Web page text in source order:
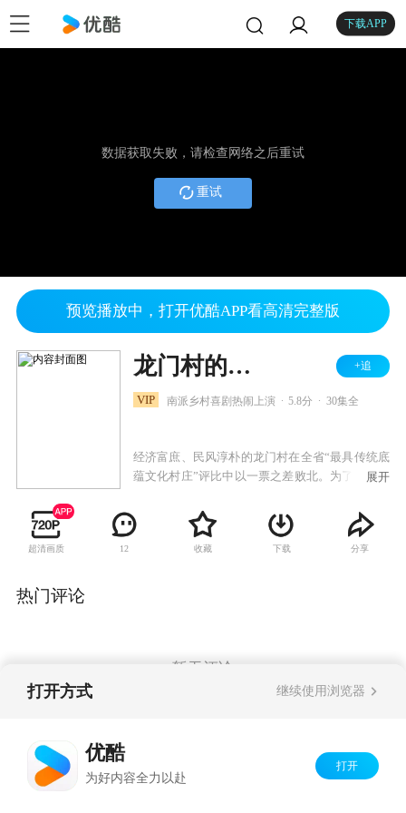
下载APP
数据获取失败，请检查网络之后重试
重试
预览播放中，打开优酷APP看高清完整版
龙门村的故事 +追
VIP 南派乡村喜剧热闹上演 5.8分 30集全
经济富庶、民风淳朴的龙门村在全省“最具传统底
蕴文化村庄”评比中以一票之差败北。为了在下次
出浑身解数，展示十八般武艺，京剧、越剧、黄
梅戏、豫剧，你方唱罢我登场，一场文化建设大
竞赛红红火火地展开了。唱戏过程中闹出不少笑
展开
超清画质 12 收藏 下载 分享
热门评论
暂无评论
打开方式 继续使用浏览器
优酷
为好内容全力以赴
打开